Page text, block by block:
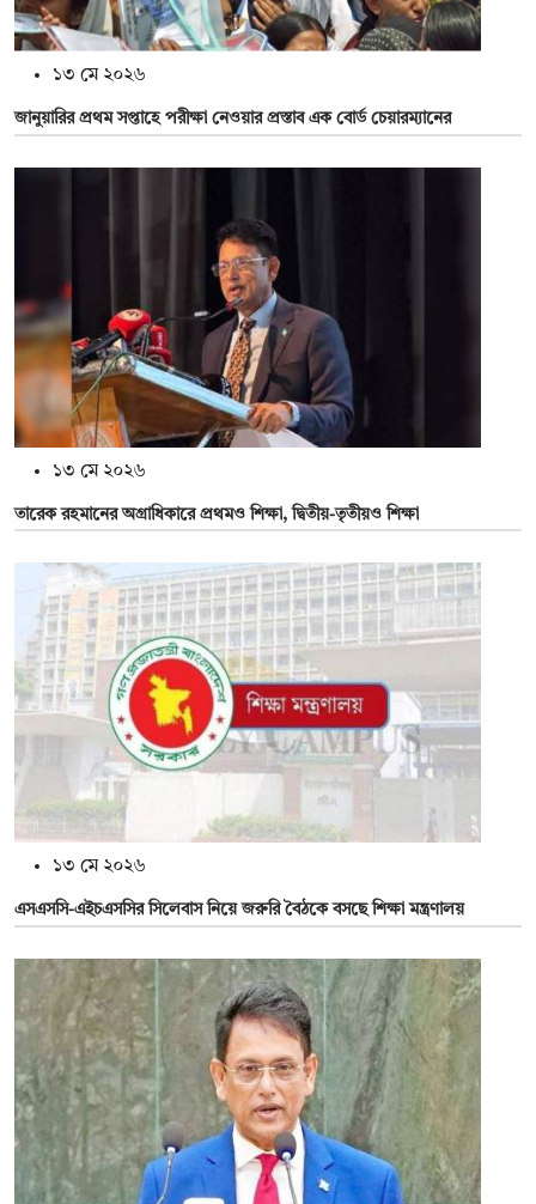
১৩ মে ২০২৬
জানুয়ারির প্রথম সপ্তাহে পরীক্ষা নেওয়ার প্রস্তাব এক বোর্ড চেয়ারম্যানের
১৩ মে ২০২৬
তারেক রহমানের অগ্রাধিকারে প্রথমও শিক্ষা, দ্বিতীয়-তৃতীয়ও শিক্ষা
১৩ মে ২০২৬
এসএসসি-এইচএসসির সিলেবাস নিয়ে জরুরি বৈঠকে বসছে শিক্ষা মন্ত্রণালয়